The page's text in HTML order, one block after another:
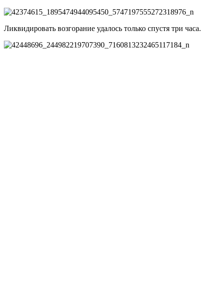
Ликвидировать возгорание удалось только спустя три часа.